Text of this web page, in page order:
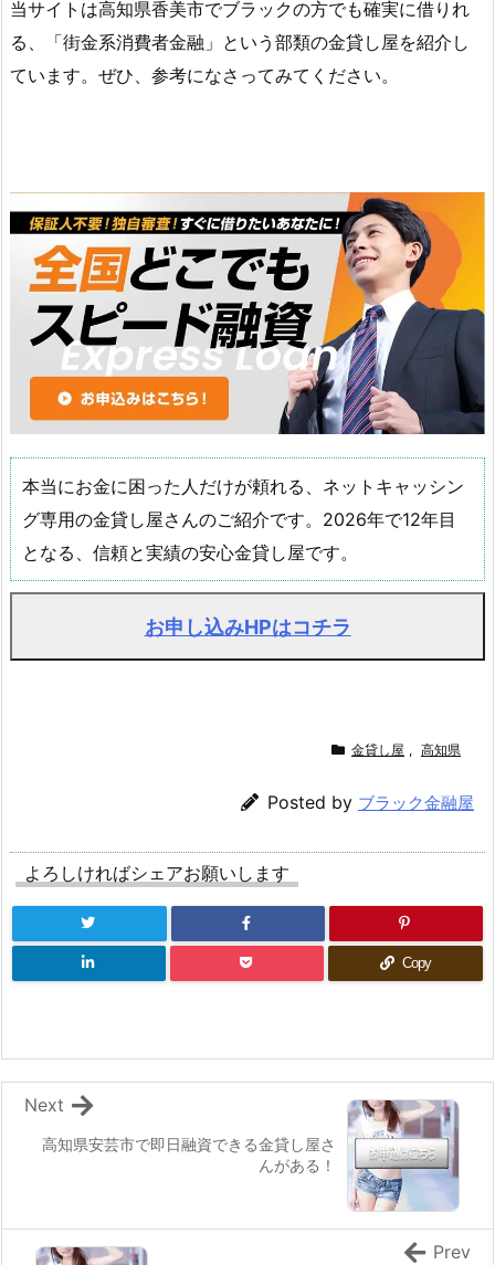
当サイトは高知県香美市でブラックの方でも確実に借りれ
る、「街金系消費者金融」という部類の金貸し屋を紹介し
ています。ぜひ、参考になさってみてください。
本当にお金に困った人だけが頼れる、ネットキャッシン
グ専用の金貸し屋さんのご紹介です。2026年で12年目
となる、信頼と実績の安心金貸し屋です。
お申し込みHPはコチラ
金貸し屋 , 高知県
Posted by ブラック金融屋
よろしければシェアお願いします
Copy
高知県安芸市で即日融資できる金貸し屋さ
んがある！
Next
Prev